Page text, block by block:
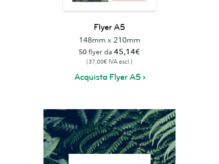
Flyer A5
148mm x 210mm
50 flyer da 45,14€
(37,00€ IVA escl.)
Acquista Flyer A5